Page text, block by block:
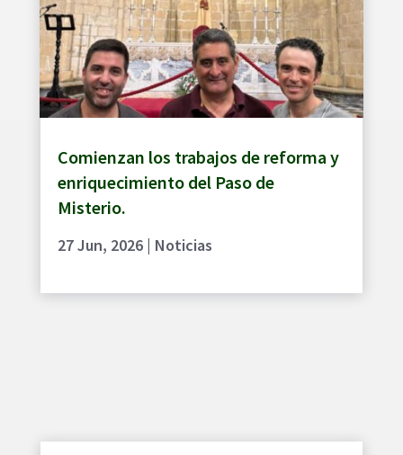
Comienzan los trabajos de reforma y
enriquecimiento del Paso de
Misterio.
27 Jun, 2026| Noticias